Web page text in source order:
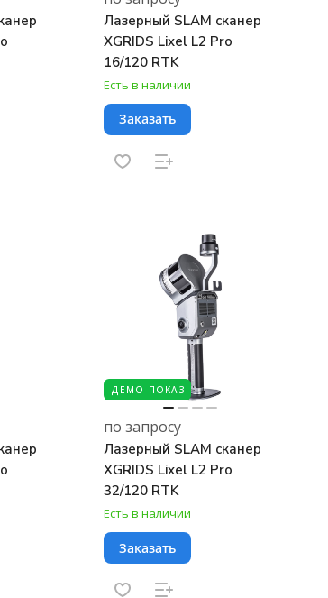
Лазерный SLAM сканер
XGRIDS Lixel L2 Pro
16/120 RTK
Есть в наличии
Заказать
ДЕМО-ПОКАЗ
по запросу
Лазерный SLAM сканер
XGRIDS Lixel L2 Pro
32/120 RTK
Есть в наличии
Заказать